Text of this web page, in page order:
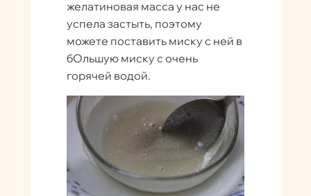
желатиновая масса у нас не
успела застыть, поэтому
можете поставить миску с ней в
бОльшую миску с очень
горячей водой.